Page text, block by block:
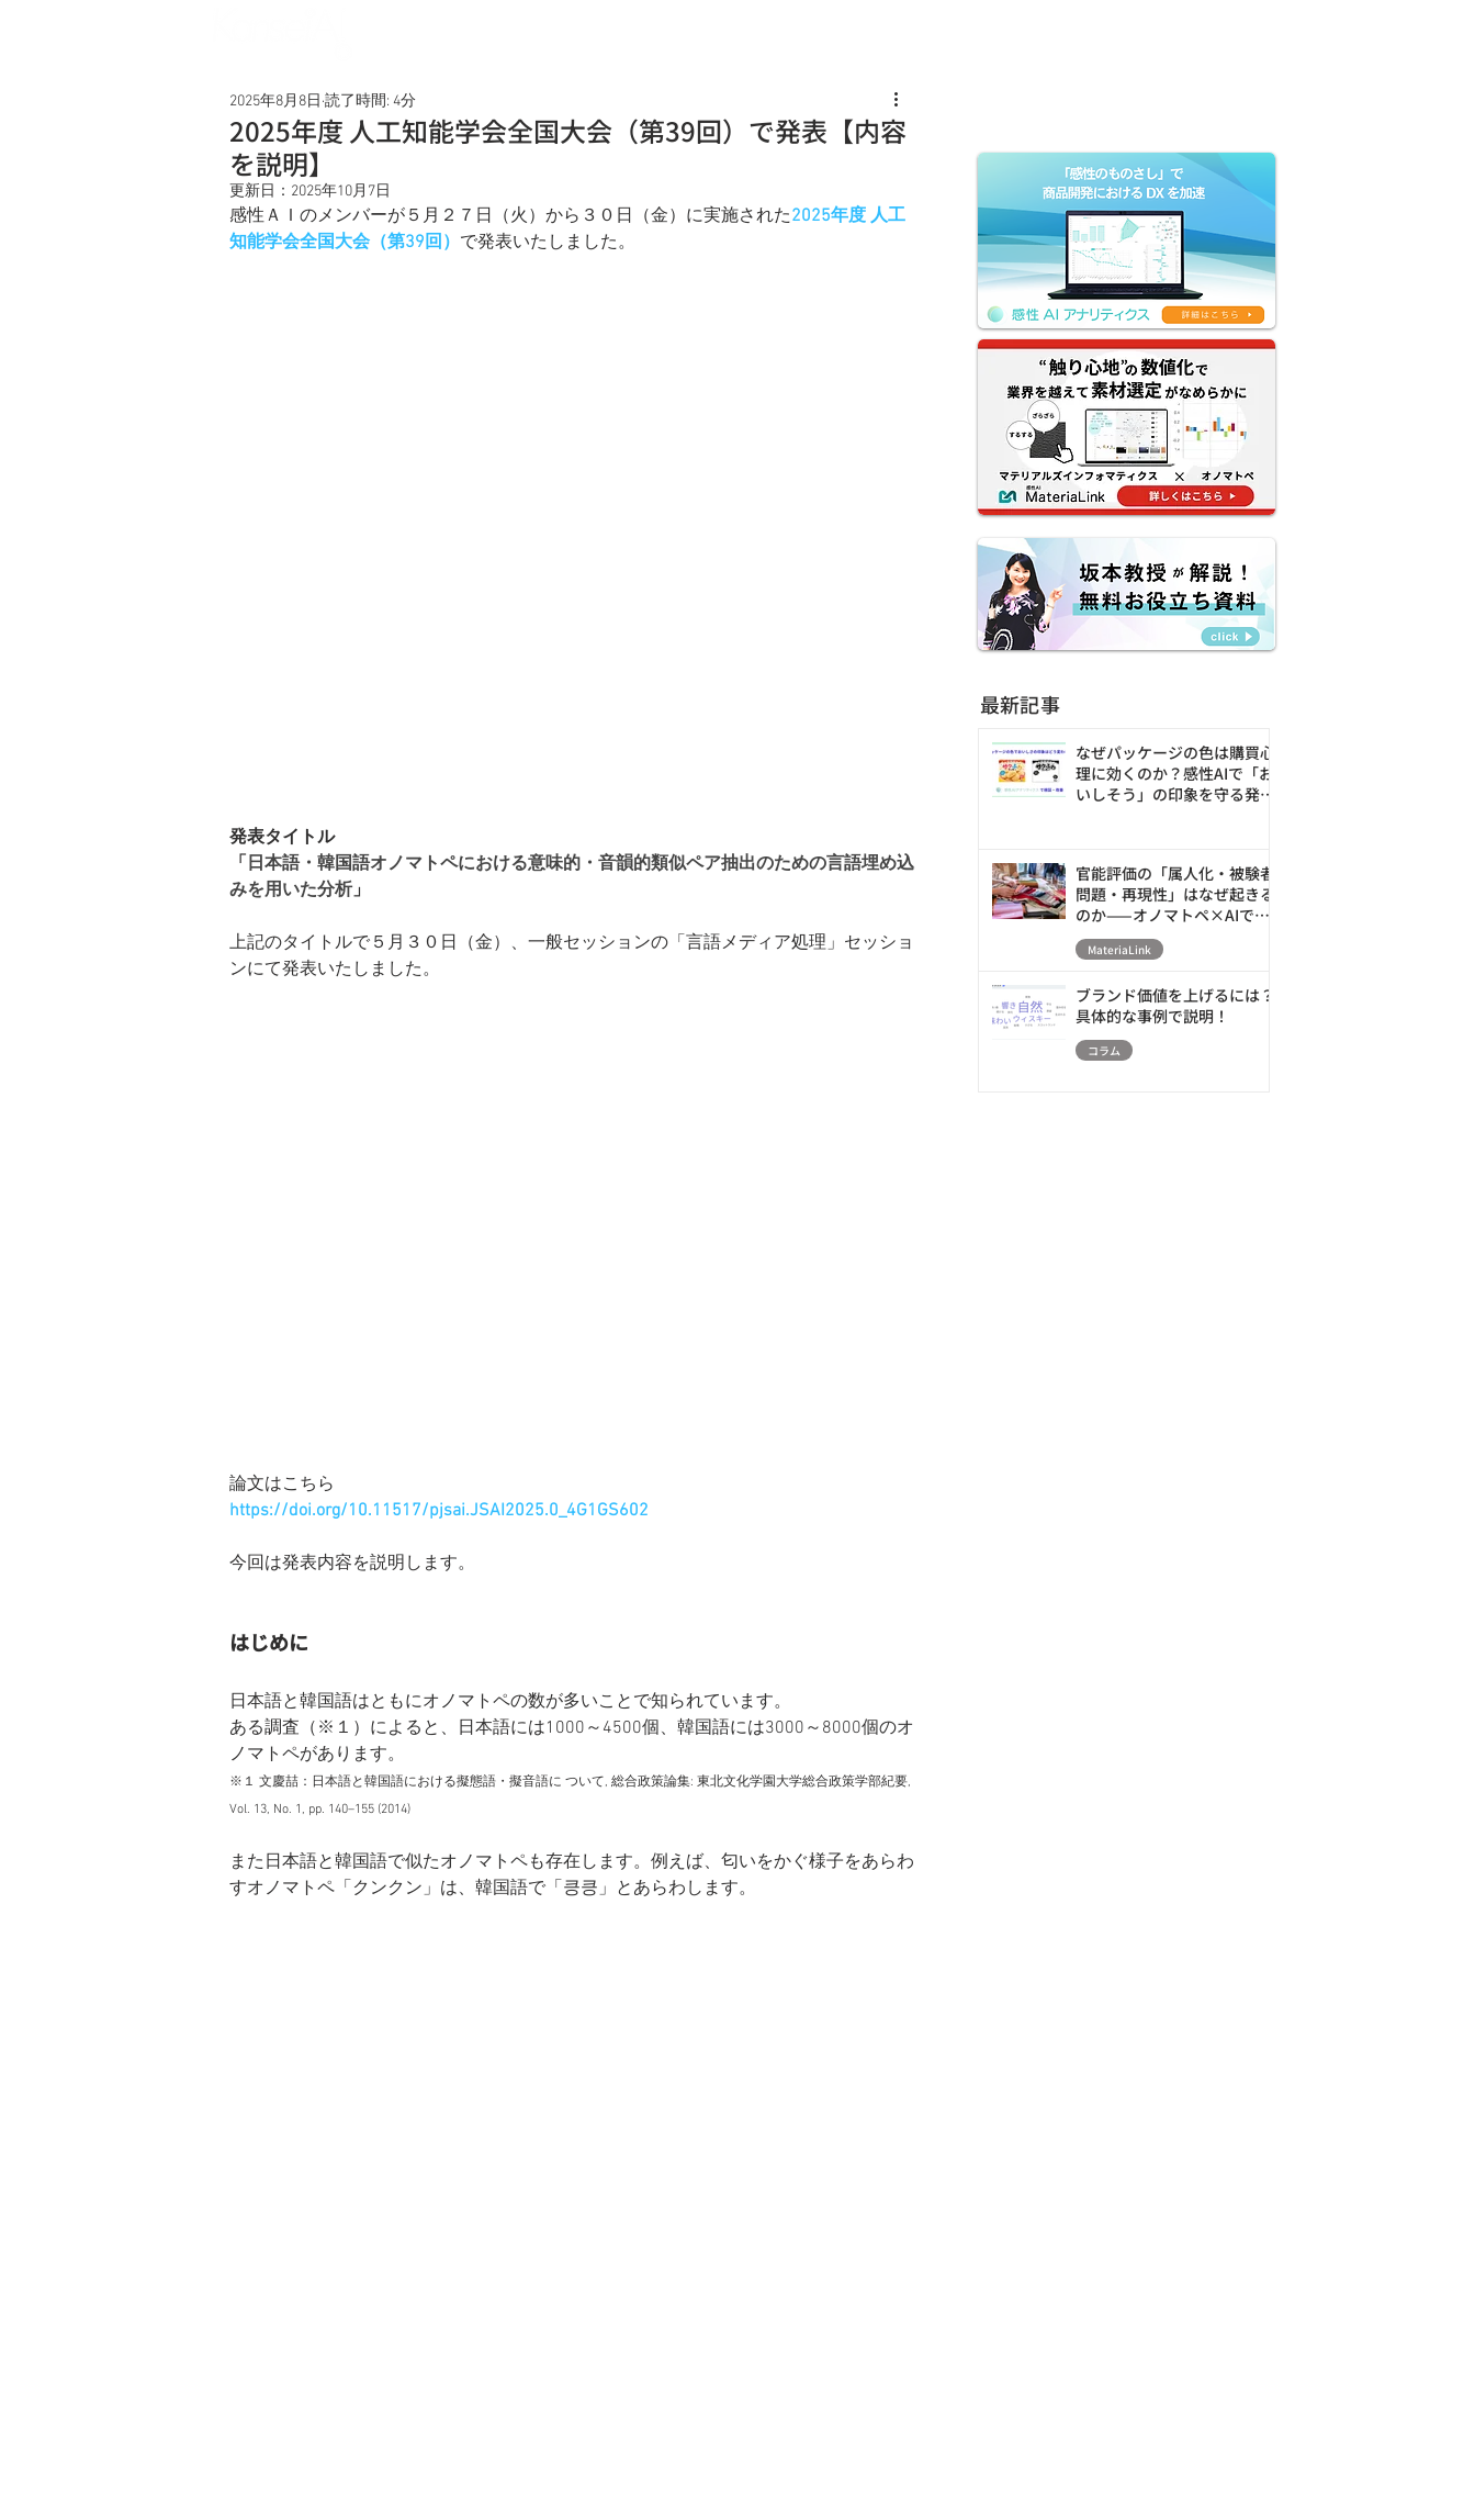
2025年度 人工知能学会全国大会（第39回）で発表【内容
を説明】
2025年8月8日 読了時間: 4分
更新日： 2025年10月7日
感性ＡＩのメンバーが５月２７日（火）から３０日（金）に実施された2025年度 人工
知能学会全国大会（第39回） で発表いたしました。
発表タイトル
「 日本語・韓国語オノマトペにおける意味的・音韻的類似ペア抽出のための言語埋め込
みを用いた分析」
上記のタイトルで５月３０日（金）、一般セッションの「言語メディア処理」セッショ
ンにて発表いたしました。
論文はこちら
https://doi.org/10.11517/pjsai.JSAI2025.0_4G1GS602
今回は発表内容を説明します。
はじめに
日本語と韓国語はともにオノマトペの数が多いことで知られています。
ある調査（※１）によると、日本語には1000～4500個、韓国語には3000～8000個のオ
ノマトペがあります。
※１ 文慶喆：日本語と韓国語における擬態語・擬音語に ついて, 総合政策論集: 東北文化学園大学総合政策学部紀要,
Vol. 13, No. 1, pp. 140–155 (2014)
また日本語と韓国語で似たオノマトペも存在します。例えば、匂いをかぐ様子をあらわ
すオノマトペ「クンクン」は、韓国語で「킁킁」とあらわします。
最新記事
なぜパッケージの色は購買心
理に効くのか？感性AIで「お
いしそう」の印象を守る発売
官能評価の「属人化・被験者
問題・再現性」はなぜ起きる
のか——オノマトペ×AIで素
材の触感を数値化・シミュレ
ーションする新アプローチ
MateriaLink
ブランド価値を上げるには？
具体的な事例で説明！
コラム